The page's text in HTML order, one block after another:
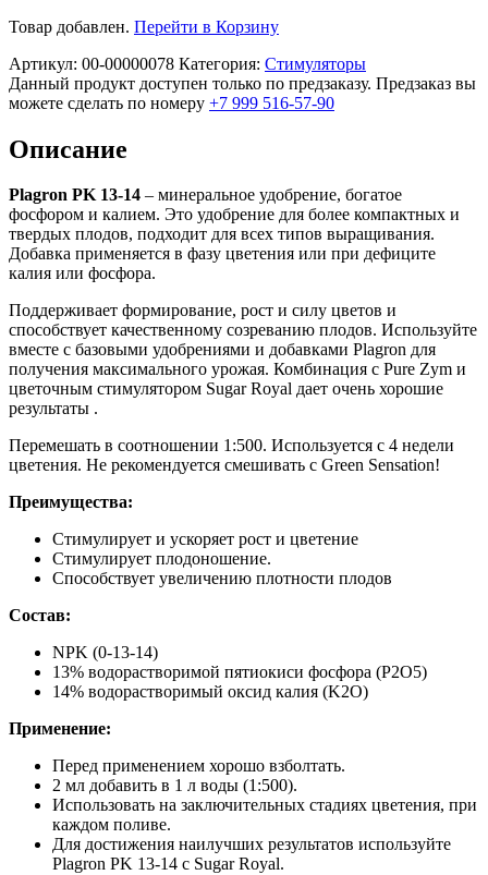
Товар добавлен. Перейти в Корзину
Артикул: 00-00000078 Категория: Стимуляторы
Данный продукт доступен только по предзаказу. Предзаказ вы
можете сделать по номеру +7 999 516-57-90
Описание
Plagron PK 13-14 – минеральное удобрение, богатое
фосфором и калием. Это удобрение для более компактных и
твердых плодов, подходит для всех типов выращивания.
Добавка применяется в фазу цветения или при дефиците
калия или фосфора.
Поддерживает формирование, рост и силу цветов и
способствует качественному созреванию плодов. Используйте
вместе с базовыми удобрениями и добавками Plagron для
получения максимального урожая. Комбинация с Pure Zym и
цветочным стимулятором Sugar Royal дает очень хорошие
результаты .
Перемешать в соотношении 1:500. Используется с 4 недели
цветения. Не рекомендуется смешивать с Green Sensation!
Преимущества:
Стимулирует и ускоряет рост и цветение
Стимулирует плодоношение.
Способствует увеличению плотности плодов
Состав:
NPK (0-13-14)
13% водорастворимой пятиокиси фосфора (P2O5)
14% водорастворимый оксид калия (K2O)
Применение:
Перед применением хорошо взболтать.
2 мл добавить в 1 л воды (1:500).
Использовать на заключительных стадиях цветения, при
каждом поливе.
Для достижения наилучших результатов используйте
Plagron PK 13-14 с Sugar Royal.